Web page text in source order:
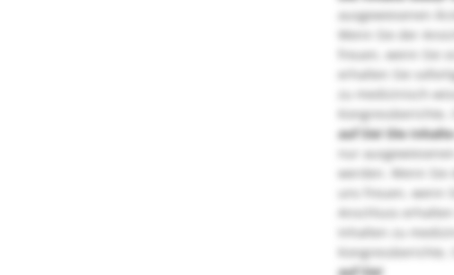
ausgewiesenen
Wenn Sie der
freuen, wenn Sie
erhalten Sie
zu medizinisch-
auf Sie! Die
nur
werden. Wenn
uns freuen, wenn
Anschluss
Inhalten zu
auf Sie!